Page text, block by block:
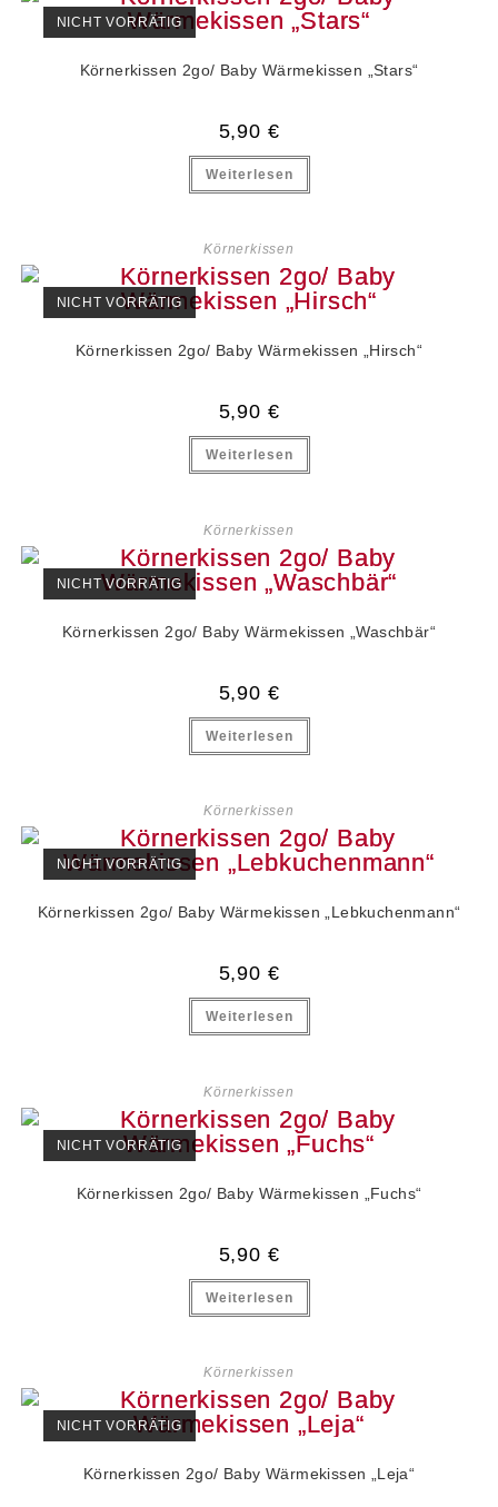
NICHT VORRÄTIG
Körnerkissen 2go/ Baby Wärmekissen „Stars“
5,90 €
Weiterlesen
Körnerkissen
NICHT VORRÄTIG
Körnerkissen 2go/ Baby Wärmekissen „Hirsch“
5,90 €
Weiterlesen
Körnerkissen
NICHT VORRÄTIG
Körnerkissen 2go/ Baby Wärmekissen „Waschbär“
5,90 €
Weiterlesen
Körnerkissen
NICHT VORRÄTIG
Körnerkissen 2go/ Baby Wärmekissen „Lebkuchenmann“
5,90 €
Weiterlesen
Körnerkissen
NICHT VORRÄTIG
Körnerkissen 2go/ Baby Wärmekissen „Fuchs“
5,90 €
Weiterlesen
Körnerkissen
NICHT VORRÄTIG
Körnerkissen 2go/ Baby Wärmekissen „Leja“